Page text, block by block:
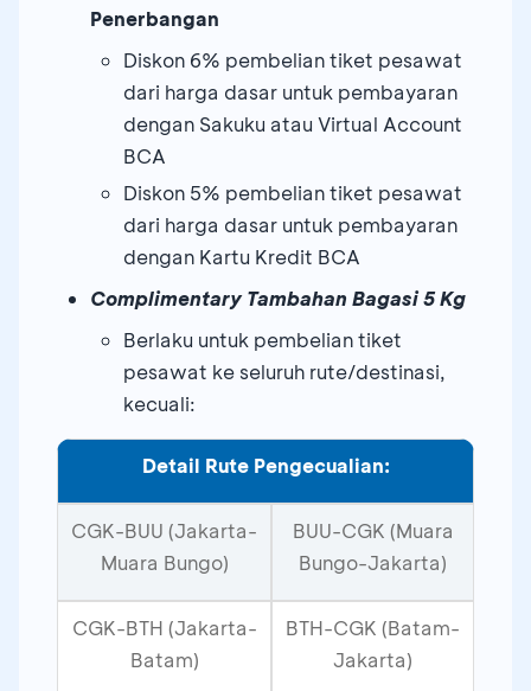
Penerbangan
Diskon 6% pembelian tiket pesawat
dari harga dasar untuk pembayaran
dengan Sakuku atau Virtual Account
BCA
Diskon 5% pembelian tiket pesawat
dari harga dasar untuk pembayaran
dengan Kartu Kredit BCA
ComplimentaryTambahan Bagasi 5 Kg
Berlaku untuk pembelian tiket
pesawat ke seluruh rute/destinasi,
kecuali:
Detail Rute Pengecualian:
CGK-BUU (Jakarta-
Muara Bungo)
BUU-CGK (Muara
Bungo-Jakarta)
CGK-BTH (Jakarta-
Batam)
BTH-CGK (Batam-
Jakarta)